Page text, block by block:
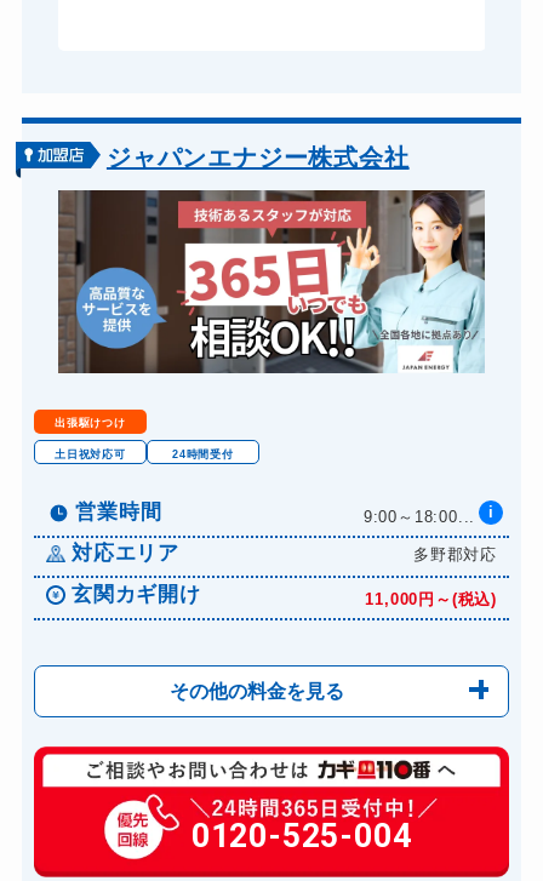
ジャパンエナジー株式会社
出張駆けつけ
土日祝対応可 24時間受付
営業時間 9:00～18:00... i
対応エリア 多野郡対応
玄関カギ開け 11,000円～(税込)
その他の料金を見る
玄関カギ修理 6,600円～(税込)
玄関カギ作成 14,300円～(税込)
玄関カギ交換 14,300円～(税込)
0120-525-004